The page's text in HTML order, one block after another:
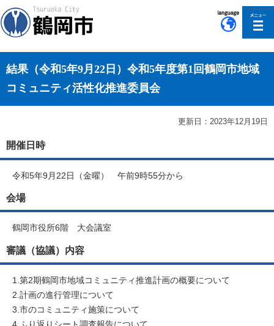
結果（令和5年9月22日）令和5年度第1回鶴岡市地域
コミュニティ活性化推進委員会
更新日：2023年12月19日
開催日時
令和5年9月22日（金曜） 午前9時55分から
会場
鶴岡市役所6階 大会議室
審議（協議）内容
1.第2期鶴岡市地域コミュニティ推進計画の概要について
2.計画の進行管理について
3.市のコミュニティ施策について